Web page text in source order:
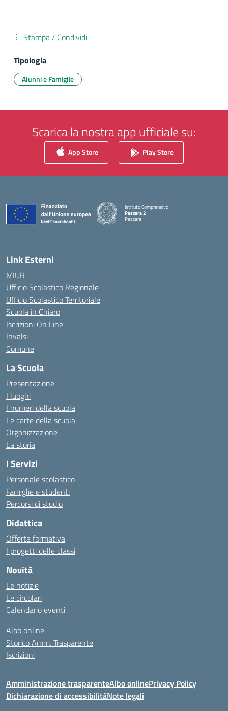
Stampa / Condividi
Tipologia
Alunni e Famiglie
Scarica la nostra app ufficiale su:
App Store Play Store
Istituto Comprensivo
Pescara 2
Pescara
Link Esterni
MIUR
Ufficio Scolastico Regionale
Ufficio Scolastico Territoriale
Scuola in Chiaro
Iscrizioni On Line
Invalsi
Comune
La Scuola
Presentazione
I luoghi
I numeri della scuola
Le carte della scuola
Organizzazione
La storia
I Servizi
Personale scolastico
Famiglie e studenti
Percorsi di studio
Didattica
Offerta formativa
I progetti delle classi
Novità
Le notizie
Le circolari
Calendario eventi
Albo online
Storico Amm. Trasparente
Iscrizioni
Amministrazione trasparenteAlbo onlinePrivacy Policy
Dichiarazione di accessibilitàNote legali